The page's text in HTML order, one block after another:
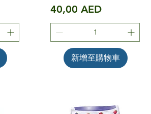
價格
40,00 AED
新增至購物車